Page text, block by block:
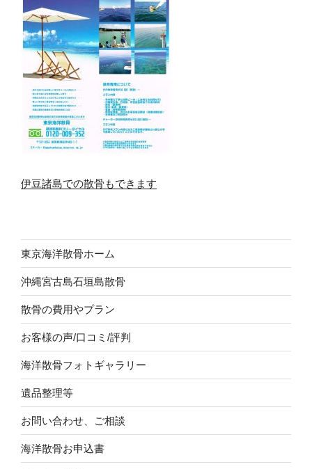
伊豆諸島での散骨もできます
東京海洋散骨ホーム
沖縄宮古島石垣島散骨
散骨の費用やプラン
お客様の声/口コミ/評判
海洋散骨フォトギャラリー
遺品整理等
お問い合わせ、ご相談
海洋散骨お申込書